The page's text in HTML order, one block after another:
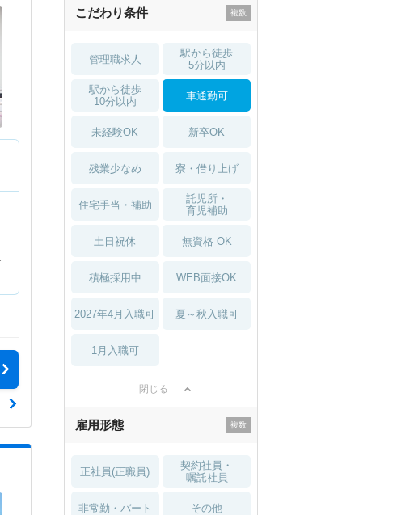
こだわり条件
管理職求人
駅から徒歩
5分以内
駅から徒歩
10分以内
車通勤可
未経験OK 新卒OK
残業少なめ 寮・借り上げ
住宅手当・補助
託児所・
育児補助
土日祝休 無資格 OK
積極採用中 WEB面接OK
2027年4月入職可 夏～秋入職可
1月入職可
閉じる
雇用形態
正社員(正職員)
契約社員・
嘱託社員
非常勤・パート その他